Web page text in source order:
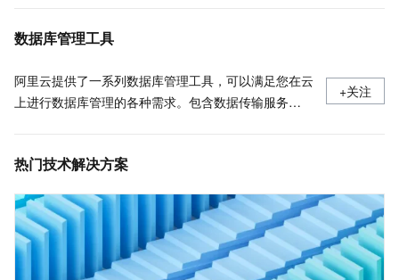
Data Agent for Analytics
数据库管理工具
阿里云提供了一系列数据库管理工具，可以满足您在云
上进行数据库管理的各种需求。包含数据传输服务
+关注
热门技术解决方案